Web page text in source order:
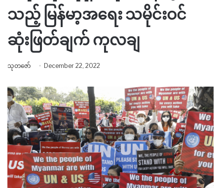
သည့် မြန်မာ့အရေး သမိုင်းဝင်
ဆုံးဖြတ်ချက် ကုလချ
သုတဇော် December 22, 2022